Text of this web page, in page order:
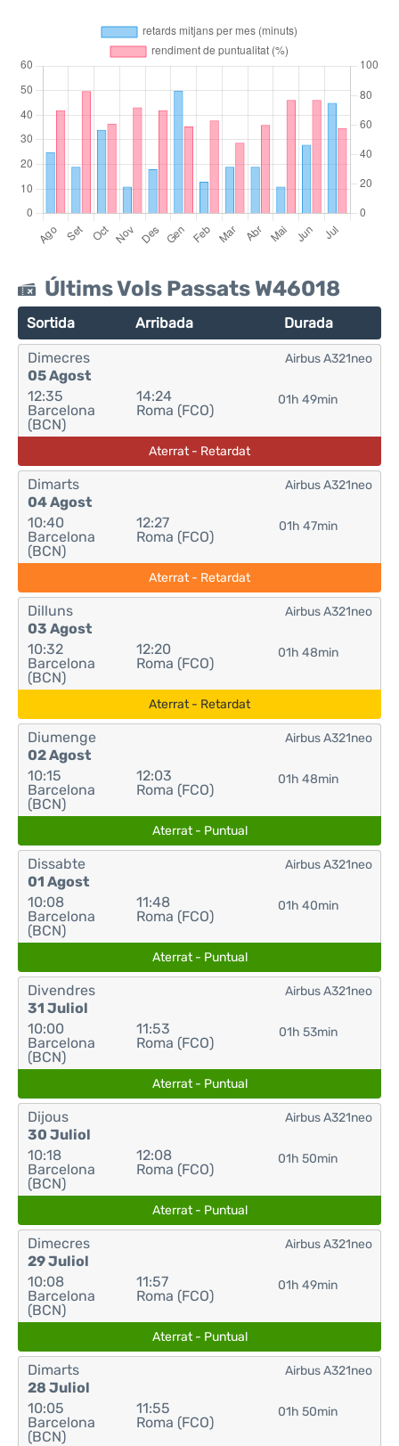
Últims Vols Passats W46018
Sortida Arribada Durada
Dimecres
05 Agost
12:35
Barcelona
(BCN)
14:24
Roma (FCO)
01h 49min
Airbus A321neo
Aterrat - Retardat
Dimarts
04 Agost
10:40
Barcelona
(BCN)
12:27
Roma (FCO)
01h 47min
Airbus A321neo
Aterrat - Retardat
Dilluns
03 Agost
10:32
Barcelona
(BCN)
12:20
Roma (FCO)
01h 48min
Airbus A321neo
Aterrat - Retardat
Diumenge
02 Agost
10:15
Barcelona
(BCN)
12:03
Roma (FCO)
01h 48min
Airbus A321neo
Aterrat - Puntual
Dissabte
01 Agost
10:08
Barcelona
(BCN)
11:48
Roma (FCO)
01h 40min
Airbus A321neo
Aterrat - Puntual
Divendres
31 Juliol
10:00
Barcelona
(BCN)
11:53
Roma (FCO)
01h 53min
Airbus A321neo
Aterrat - Puntual
Dijous
30 Juliol
10:18
Barcelona
(BCN)
12:08
Roma (FCO)
01h 50min
Airbus A321neo
Aterrat - Puntual
Dimecres
29 Juliol
10:08
Barcelona
(BCN)
11:57
Roma (FCO)
01h 49min
Airbus A321neo
Aterrat - Puntual
Dimarts
28 Juliol
10:05
Barcelona
(BCN)
11:55
Roma (FCO)
01h 50min
Airbus A321neo